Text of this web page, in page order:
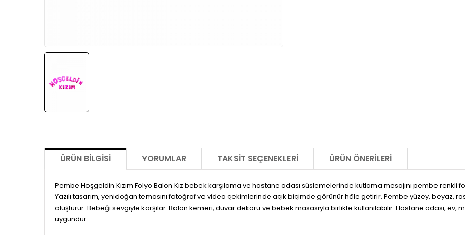
ÜRÜN BILGISI YORUMLAR TAKSIT SEÇENEKLERI ÜRÜN ÖNERILERI
Pembe Hoşgeldin Kızım Folyo Balon Kız bebek karşılama ve hastane odası süslemelerinde kutlama mesajını pembe
Yazılı tasarım, yenidoğan temasını fotoğraf ve video çekimlerinde açık biçimde görünür hâle getirir. Pembe yüzey, beyaz,
oluşturur. Bebeği sevgiyle karşılar. Balon kemeri, duvar dekoru ve bebek masasıyla birlikte kullanılabilir. Hastane odası, ev,
uygundur.